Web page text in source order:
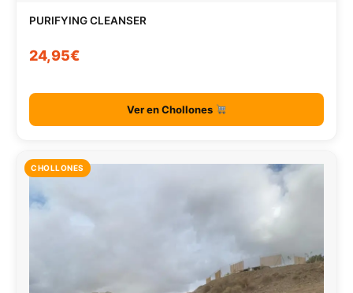
PURIFYING CLEANSER
24,95€
Ver en Chollones
CHOLLONES